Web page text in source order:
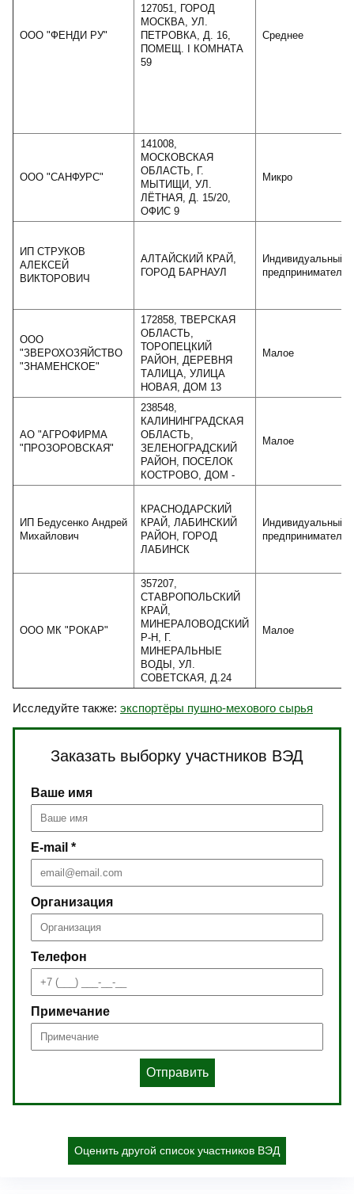
ООО "ФЕНДИ РУ"
127051, ГОРОД
МОСКВА, УЛ.
ПЕТРОВКА, Д. 16,
ПОМЕЩ. I КОМНАТА
59
Среднее
ООО "САНФУРС"
141008,
МОСКОВСКАЯ
ОБЛАСТЬ, Г.
МЫТИЩИ, УЛ.
ЛЁТНАЯ, Д. 15/20,
ОФИС 9
Микро
ИП СТРУКОВ
АЛЕКСЕЙ
ВИКТОРОВИЧ
АЛТАЙСКИЙ КРАЙ,
ГОРОД БАРНАУЛ
Индивидуальный
предприниматель
ООО
"ЗВЕРОХОЗЯЙСТВО
"ЗНАМЕНСКОЕ"
172858, ТВЕРСКАЯ
ОБЛАСТЬ,
ТОРОПЕЦКИЙ
РАЙОН, ДЕРЕВНЯ
ТАЛИЦА, УЛИЦА
НОВАЯ, ДОМ 13
Малое
АО "АГРОФИРМА
"ПРОЗОРОВСКАЯ"
238548,
КАЛИНИНГРАДСКАЯ
ОБЛАСТЬ,
ЗЕЛЕНОГРАДСКИЙ
РАЙОН, ПОСЕЛОК
КОСТРОВО, ДОМ -
Малое
ИП Бедусенко Андрей
Михайлович
КРАСНОДАРСКИЙ
КРАЙ, ЛАБИНСКИЙ
РАЙОН, ГОРОД
ЛАБИНСК
Индивидуальный
предприниматель
ООО МК "РОКАР"
357207,
СТАВРОПОЛЬСКИЙ
КРАЙ,
МИНЕРАЛОВОДСКИЙ
Р-Н, Г.
МИНЕРАЛЬНЫЕ
ВОДЫ, УЛ.
СОВЕТСКАЯ, Д.24
Малое
Исследуйте также: экспортёры пушно-мехового сырья
Заказать выборку участников ВЭД
Ваше имя
E-mail *
Организация
Телефон
Примечание
Отправить
Оценить другой список участников ВЭД